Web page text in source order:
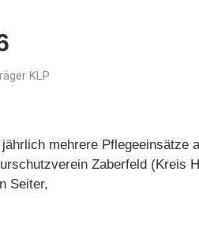
KLP
mehrere Pflegeeinsätze
Zaberfeld (Kreis
Seiter,